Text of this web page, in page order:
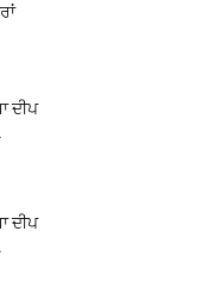
ਦੀਪ
ਦੀਪ